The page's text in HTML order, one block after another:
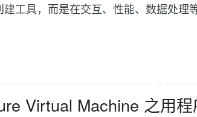
工具，而是在交互、性能、数据处
Virtual Machine 之用